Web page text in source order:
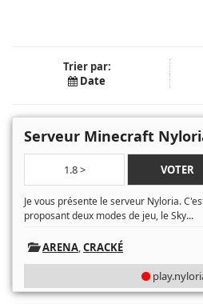
Trier par:
Date
Serveur Minecraft
1.8 > VOTER
Je vous présente le serveur Nyloria.
proposant deux modes de jeu, le Sky...
ARENA,CRACKÉ